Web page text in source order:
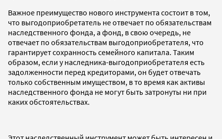
Важное преимущество нового инструмента состоит в том,
что выгодоприобретатель не отвечает по обязательствам
наследственного фонда, а фонд, в свою очередь, не
отвечает по обязательствам выгодоприобретателя, что
гарантирует сохранность семейного капитала. Таким
образом, если у наследника-выгодоприобретателя есть
задолженности перед кредиторами, он будет отвечать
только собственным имуществом, в то время как активы
наследственного фонда не могут быть затронуты ни при
каких обстоятельствах.